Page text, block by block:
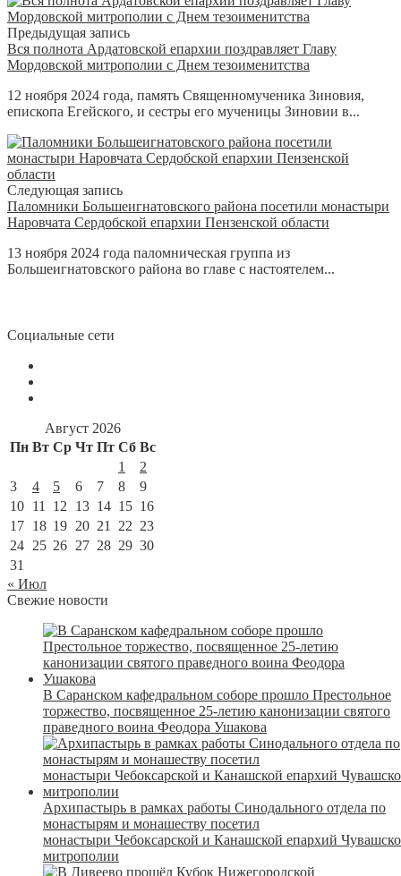
Предыдущая запись
Вся полнота Ардатовской епархии поздравляет Главу
Мордовской митрополии с Днем тезоименитства
12 ноября 2024 года, память Священномученика Зиновия,
епископа Егейского, и сестры его мученицы Зиновии в...
Следующая запись
Паломники Большеигнатовского района посетили монастыри
Наровчата Сердобской епархии Пензенской области
13 ноября 2024 года паломническая группа из
Большеигнатовского района во главе с настоятелем...
Социальные сети
Август 2026
Пн Вт Ср Чт Пт Сб Вс
1
2
3
4 5 6 7 8
9
10 11 12 13 14 15 16
17 18 19 20 21 22 23
24 25 26 27 28 29 30
31
« Июл
Свежие новости
В Саранском кафедральном соборе прошло Престольное
торжество, посвященное 25-летию канонизации святого
праведного воина Феодора Ушакова
Архипастырь в рамках работы Синодального отдела по
монастырям и монашеству посетил
монастыри Чебоксарской и Канашской епархий
митрополии